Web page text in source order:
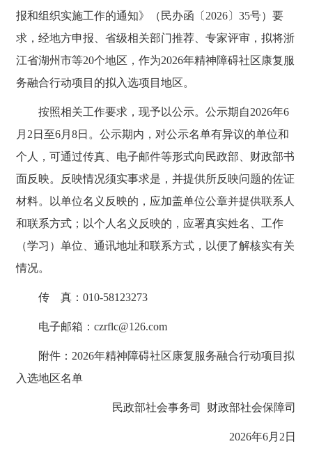
报和组织实施工作的通知》（民办函〔2026〕35号）要
求，经地方申报、省级相关部门推荐、专家评审，拟将浙
江省湖州市等20个地区，作为2026年精神障碍社区康复服
务融合行动项目的拟入选项目地区。
按照相关工作要求，现予以公示。公示期自2026年6
月2日至6月8日。公示期内，对公示名单有异议的单位和
个人，可通过传真、电子邮件等形式向民政部、财政部书
面反映。反映情况须实事求是，并提供所反映问题的佐证
材料。以单位名义反映的，应加盖单位公章并提供联系人
和联系方式；以个人名义反映的，应署真实姓名、工作
（学习）单位、通讯地址和联系方式，以便了解核实有关
情况。
传 真：010-58123273
电子邮箱：czrflc@126.com
附件：2026年精神障碍社区康复服务融合行动项目拟
入选地区名单
民政部社会事务司 财政部社会保障司
2026年6月2日